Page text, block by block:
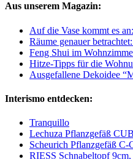
Aus unserem Magazin:
Auf die Vase kommt es
Räume genauer
Feng Shui im
Hitze-Tipps für die
Ausgefallene Dekoidee
Interismo entdecken:
Tranquillo
Lechuza Pflanzgefäß
Scheurich Pflanzgefäß
RIESS Schnabeltopf